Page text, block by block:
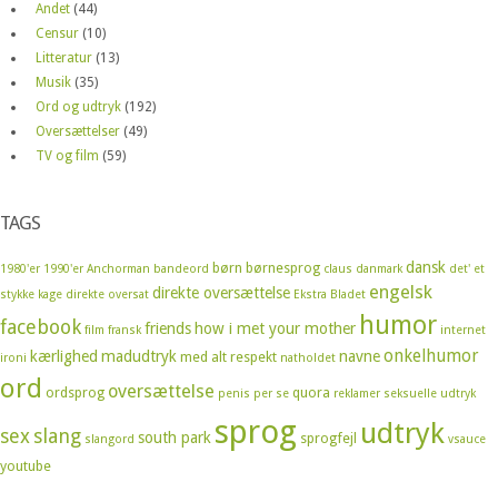
Andet (44)
Censur (10)
Litteratur (13)
Musik (35)
Ord og udtryk (192)
Oversættelser (49)
TV og film (59)
TAGS
1980'er 1990'er Anchorman bandeord børn børnesprog claus danmark dansk det' et
stykke kage direkte oversat direkte oversættelse Ekstra Bladet engelsk
facebook film fransk friends how i met your mother humor internet
ironi kærlighed madudtryk med alt respekt natholdet navneonkelhumor
ord ordsprog oversættelse penis per se quora reklamer seksuelle udtryk
sexslang slangord south park sprog sprogfejl udtryk vsauce
youtube